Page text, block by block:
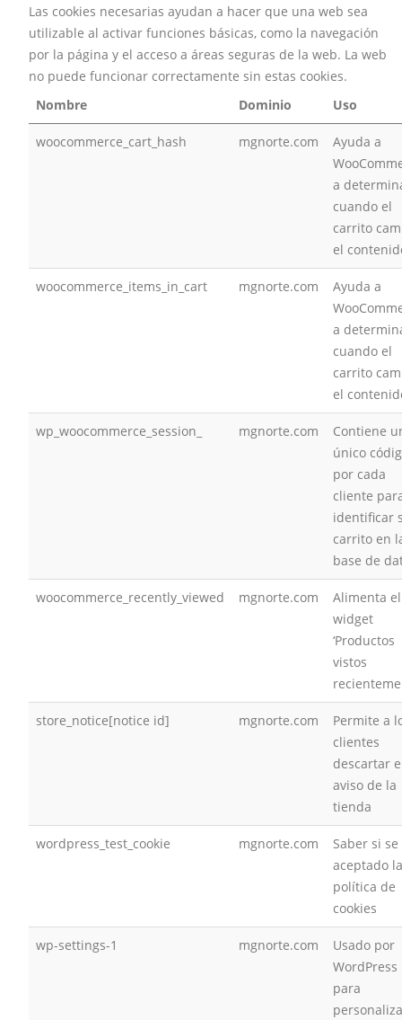
Las cookies necesarias ayudan a hacer que una web sea
utilizable al activar funciones básicas, como la navegación
por la página y el acceso a áreas seguras de la web. La web
no puede funcionar correctamente sin estas cookies.
Nombre
Dominio Uso
woocommerce_cart_hash mgnorte.com
Ayuda a
a
cuando el
carrito
el
woocommerce_items_in_cart mgnorte.com
Ayuda a
a
cuando el
carrito
el
wp_woocommerce_session_ mgnorte.com
Contiene
único
por cada
cliente
identificar
carrito en
base de
woocommerce_recently_viewed mgnorte.com
Alimenta el
widget
‘Productos
vistos
store_notice[notice id] mgnorte.com
Permite a
clientes
descartar
aviso de la
tienda
wordpress_test_cookie mgnorte.com
Saber si
aceptado la
política de
cookies
wp-settings-1 mgnorte.com
Usado por
WordPress
para